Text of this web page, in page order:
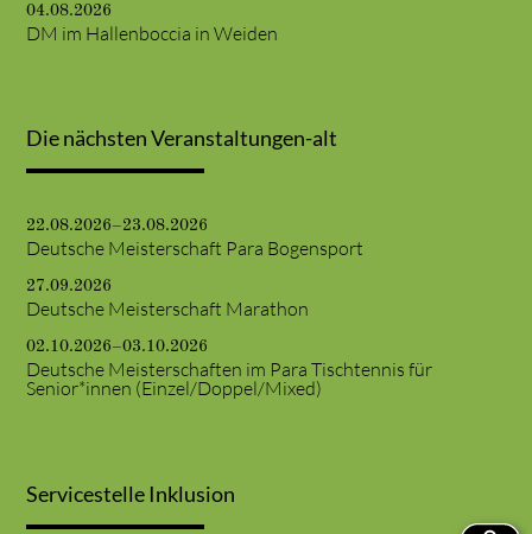
04.08.2026
DM im Hallenboccia in Weiden
Die nächsten Veranstaltungen-alt
22.08.2026–23.08.2026
Deutsche Meisterschaft Para Bogensport
27.09.2026
Deutsche Meisterschaft Marathon
02.10.2026–03.10.2026
Deutsche Meisterschaften im Para Tischtennis für
Senior*innen (Einzel/Doppel/Mixed)
Servicestelle Inklusion